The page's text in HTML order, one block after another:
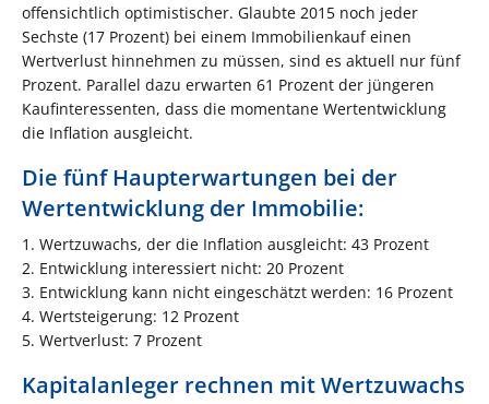
offensichtlich optimistischer. Glaubte 2015 noch jeder
Sechste (17 Prozent) bei einem Immobilienkauf einen
Wertverlust hinnehmen zu müssen, sind es aktuell nur fünf
Prozent. Parallel dazu erwarten 61 Prozent der jüngeren
Kaufinteressenten, dass die momentane Wertentwicklung
die Inflation ausgleicht.
Die fünf Haupterwartungen bei der
Wertentwicklung der Immobilie:
1. Wertzuwachs, der die Inflation ausgleicht: 43 Prozent
2. Entwicklung interessiert nicht: 20 Prozent
3. Entwicklung kann nicht eingeschätzt werden: 16 Prozent
4. Wertsteigerung: 12 Prozent
5. Wertverlust: 7 Prozent
Kapitalanleger rechnen mit Wertzuwachs